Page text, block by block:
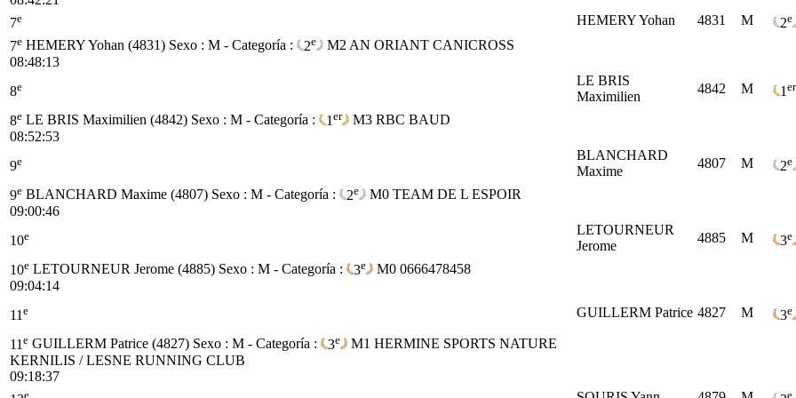
7e HEMERY Yohan 4831 M 2e
7e HEMERY Yohan (4831) Sexo : M - Categoría : 2e M2AN ORIANT CANICROSS
08:48:13
8e
LE BRIS
Maximilien
4842 M 1 er
8e LE BRIS Maximilien (4842) Sexo : M - Categoría : 1 er M3 RBC BAUD
08:52:53
9e
BLANCHARD
Maxime
4807 M 2e
9e BLANCHARD Maxime (4807) Sexo : M - Categoría : 2e M0 TEAM DE L ESPOIR
09:00:46
10e
LETOURNEUR
Jerome
4885 M 3e
10e LETOURNEUR Jerome (4885) Sexo : M - Categoría : 3e M0 0666478458
09:04:14
11 e GUILLERM Patrice 4827 M 3e
11 e GUILLERM Patrice (4827) Sexo : M - Categoría : 3e M1 HERMINE SPORTS NATURE
KERNILIS / LESNE RUNNING CLUB
09:18:37
e e